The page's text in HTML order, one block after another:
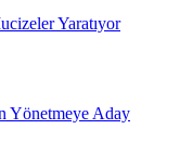
Yaratıyor
Yönetmeye Aday